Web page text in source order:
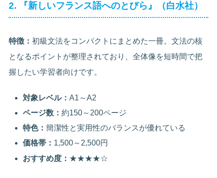
2. 『新しいフランス語へのとびら』（白水社）
特徴：初級文法をコンパクトにまとめた一冊。文法の核
となるポイントが整理されており、全体像を短時間で把
握したい学習者向けです。
対象レベル：A1～A2
ページ数：約150～200ページ
特色：簡潔性と実用性のバランスが優れている
価格帯： 1,500～2,500円
おすすめ度： ★★★★☆